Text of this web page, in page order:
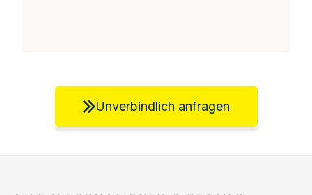
Unverbindlich anfragen